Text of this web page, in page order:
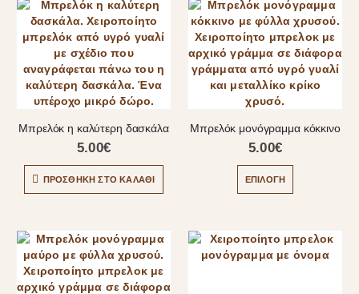
Μπρελόκ η καλύτερη δασκάλα
5.00€
ΠΡΟΣΘΉΚΗ ΣΤΟ ΚΑΛΆΘΙ
Μπρελόκ μονόγραμμα κόκκινο
5.00€
ΕΠΙΛΟΓΉ